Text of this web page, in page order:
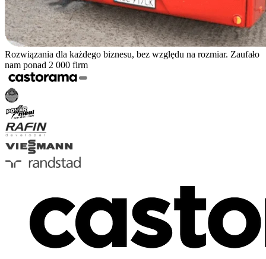
Rozwiązania dla każdego biznesu, bez względu na rozmiar. Zaufało
nam ponad 2 000 firm